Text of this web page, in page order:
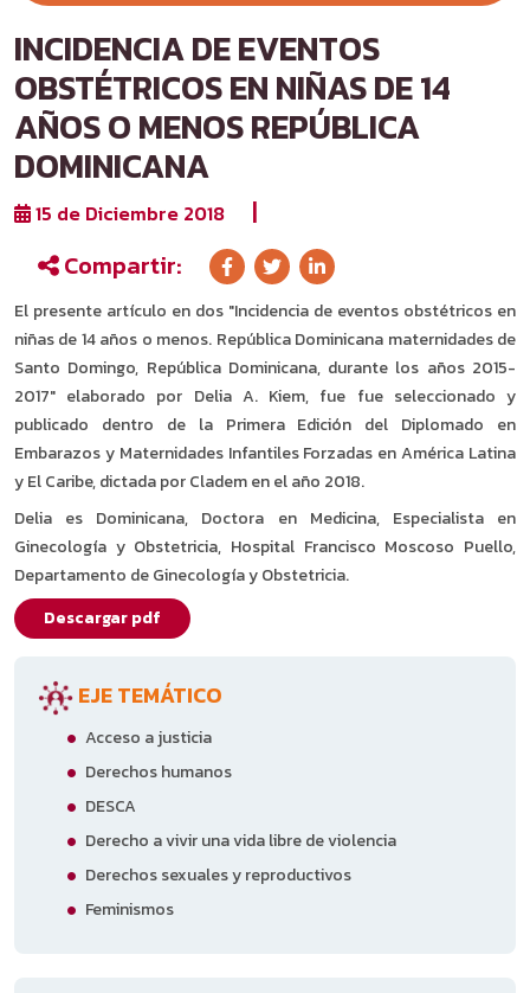
INCIDENCIA DE EVENTOS
OBSTÉTRICOS EN NIÑAS DE 14
AÑOS O MENOS REPÚBLICA
DOMINICANA
15 de Diciembre 2018
|
Compartir:
El presente artículo en dos "Incidencia de eventos obstétricos en
niñas de 14 años o menos. República Dominicana maternidades de
Santo Domingo, República Dominicana, durante los años 2015-
2017" elaborado por Delia A. Kiem, fue fue seleccionado y
publicado dentro de la Primera Edición del Diplomado en
Embarazos y Maternidades Infantiles Forzadas en América Latina
y El Caribe, dictada por Cladem en el año 2018.
Delia es Dominicana, Doctora en Medicina, Especialista en
Ginecología y Obstetricia, Hospital Francisco Moscoso Puello,
Departamento de Ginecología y Obstetricia.
Descargar pdf
EJE TEMÁTICO
Acceso a justicia
Derechos humanos
DESCA
Derecho a vivir una vida libre de violencia
Derechos sexuales y reproductivos
Feminismos